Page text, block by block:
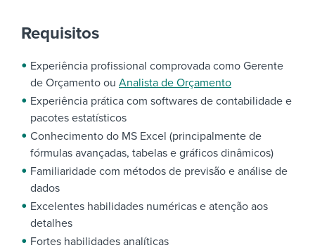
Requisitos
Experiência profissional comprovada como Gerente
de Orçamento ou Analista de Orçamento
Experiência prática com softwares de contabilidade e
pacotes estatísticos
Conhecimento do MS Excel (principalmente de
fórmulas avançadas, tabelas e gráficos dinâmicos)
Familiaridade com métodos de previsão e análise de
dados
Excelentes habilidades numéricas e atenção aos
detalhes
Fortes habilidades analíticas